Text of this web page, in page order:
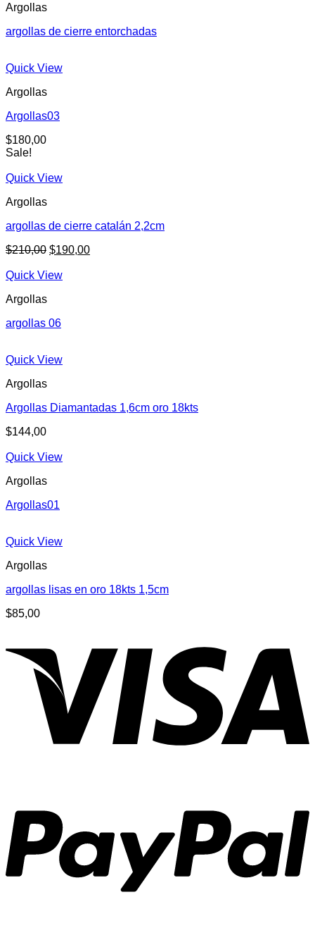
Argollas
argollas de cierre entorchadas
Quick View
Argollas
Argollas03
$180,00
Sale!
Quick View
Argollas
argollas de cierre catalán 2,2cm
$210,00 $190,00
Quick View
Argollas
argollas 06
Quick View
Argollas
Argollas Diamantadas 1,6cm oro 18kts
$144,00
Quick View
Argollas
Argollas01
Quick View
Argollas
argollas lisas en oro 18kts 1,5cm
$85,00